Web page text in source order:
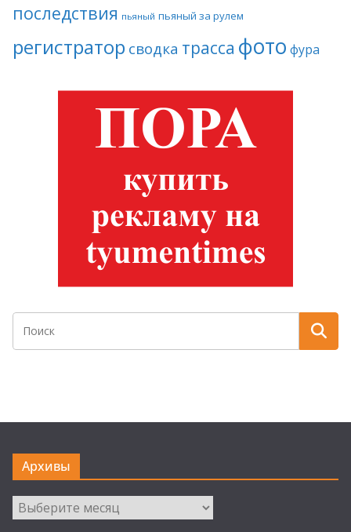
последствия пьяный пьяный за рулем
регистратор сводка трасса фото фура
Архивы
Архивы